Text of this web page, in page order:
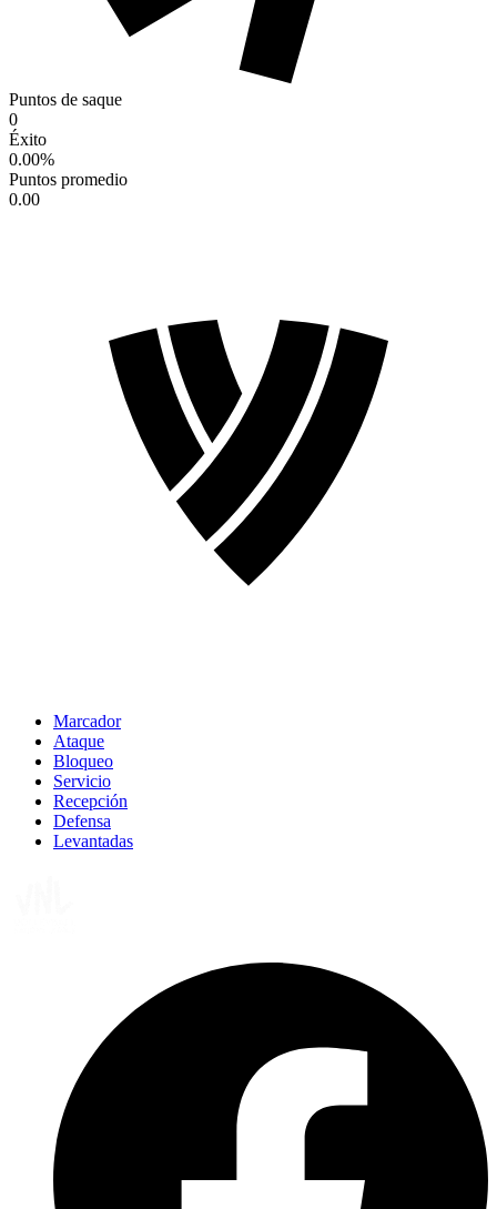
Puntos de saque
0
Éxito
0.00%
Puntos promedio
0.00
Marcador
Ataque
Bloqueo
Servicio
Recepción
Defensa
Levantadas